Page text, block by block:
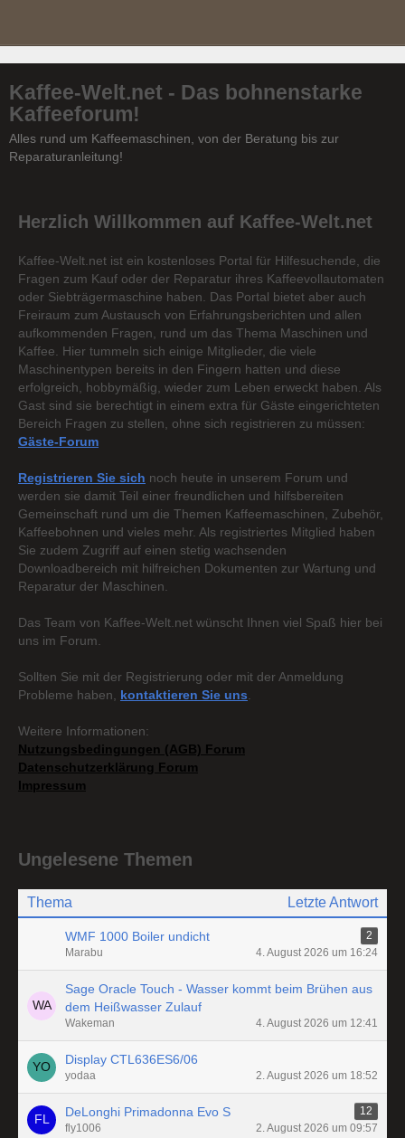
Kaffee-Welt.net - Das bohnenstarke
Kaffeeforum!
Alles rund um Kaffeemaschinen, von der Beratung bis zur
Reparaturanleitung!
Herzlich Willkommen auf Kaffee-Welt.net
Kaffee-Welt.net ist ein kostenloses Portal für Hilfesuchende, die
Fragen zum Kauf oder der Reparatur ihres Kaffeevollautomaten
oder Siebträgermaschine haben. Das Portal bietet aber auch
Freiraum zum Austausch von Erfahrungsberichten und allen
aufkommenden Fragen, rund um das Thema Maschinen und
Kaffee. Hier tummeln sich einige Mitglieder, die viele
Maschinentypen bereits in den Fingern hatten und diese
erfolgreich, hobbymäßig, wieder zum Leben erweckt haben. Als
Gast sind sie berechtigt in einem extra für Gäste eingerichteten
Bereich Fragen zu stellen, ohne sich registrieren zu müssen:
Gäste-Forum
Registrieren Sie sich noch heute in unserem Forum und
werden sie damit Teil einer freundlichen und hilfsbereiten
Gemeinschaft rund um die Themen Kaffeemaschinen, Zubehör,
Kaffeebohnen und vieles mehr. Als registriertes Mitglied haben
Sie zudem Zugriff auf einen stetig wachsenden
Downloadbereich mit hilfreichen Dokumenten zur Wartung und
Reparatur der Maschinen.
Das Team von Kaffee-Welt.net wünscht Ihnen viel Spaß hier bei
uns im Forum.
Sollten Sie mit der Registrierung oder mit der Anmeldung
Probleme haben, kontaktieren Sie uns
Weitere Informationen:
Nutzungsbedingungen (AGB) Forum
Datenschutzerklärung Forum
Impressum
Ungelesene Themen
Thema Letzte Antwort
WMF 1000 Boiler undicht
2
Marabu
4. August 2026 um 16:24
Sage Oracle Touch - Wasser kommt beim Brühen aus
dem Heißwasser Zulauf
Wakeman 4. August 2026 um 12:41
Display CTL636ES6/06
yodaa 2. August 2026 um 18:52
DeLonghi Primadonna Evo S
12
fly1006
2. August 2026 um 09:57